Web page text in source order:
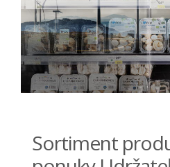
Sortiment